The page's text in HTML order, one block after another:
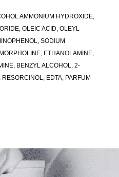
AMMONIUM HYDROXIDE,
OLEIC ACID, OLEYL
SODIUM
ETHANOLAMINE,
BENZYL ALCOHOL, 2-
EDTA, PARFUM